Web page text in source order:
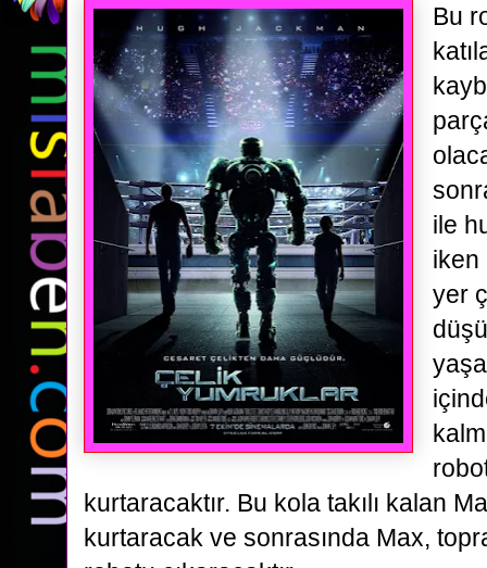
Bu
ile
iken
yer
kurtaracaktır. Bu kola takılı kalan
kurtaracak ve sonrasında Max,